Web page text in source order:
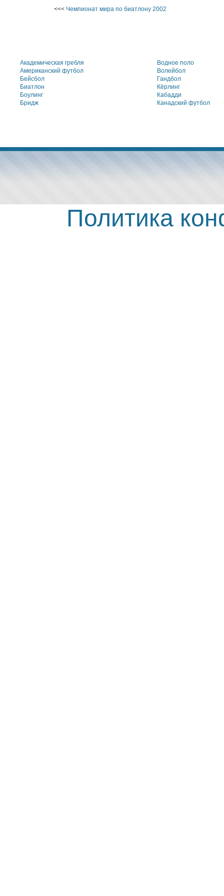
<<< Чемпионат мира по биатлону 2002
Академическая гребля
Американский футбол
Бейсбол
Биатлон
Боулинг
Бридж
Водное поло
Волейбол
Гандбол
Кёрлинг
Кабадди
Канадский футбол
Политика